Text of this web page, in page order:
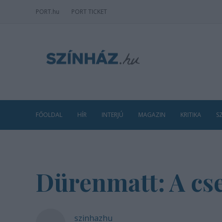
PORT.hu PORT TICKET
FŐOLDAL HÍR INTERJÚ MAGAZIN KRITIKA
Dürenmatt: A
szinhazhu